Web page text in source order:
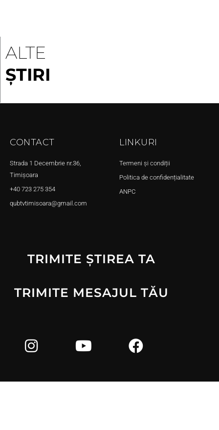
ALTE
ȘTIRI
CONTACT
Strada 1 Decembrie nr.36,
Timișoara
+40 723 275 354
qubtvtimisoara@gmail.com
LINKURI
Termeni și condiții
Politica de confidențialitate
ANPC
TRIMITE ȘTIREA TA
TRIMITE MESAJUL TĂU